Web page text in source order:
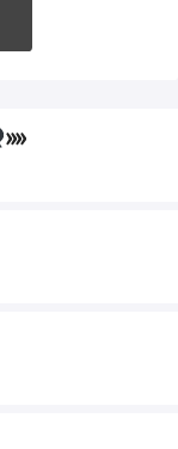
››››